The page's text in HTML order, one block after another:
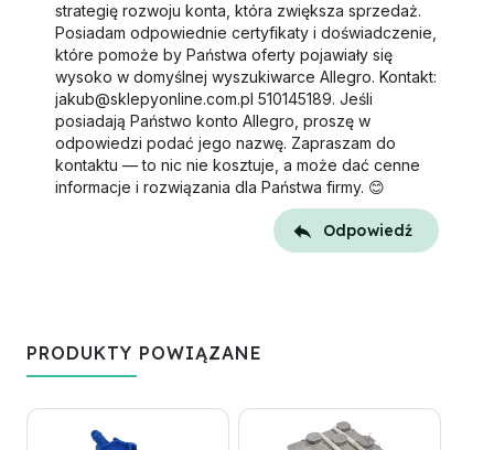
strategię rozwoju konta, która zwiększa sprzedaż.
Posiadam odpowiednie certyfikaty i doświadczenie,
które pomoże by Państwa oferty pojawiały się
wysoko w domyślnej wyszukiwarce Allegro. Kontakt:
jakub@sklepyonline.com.pl 510145189. Jeśli
posiadają Państwo konto Allegro, proszę w
odpowiedzi podać jego nazwę. Zapraszam do
kontaktu — to nic nie kosztuje, a może dać cenne
informacje i rozwiązania dla Państwa firmy. 😊
Odpowiedź
PRODUKTY POWIĄZANE